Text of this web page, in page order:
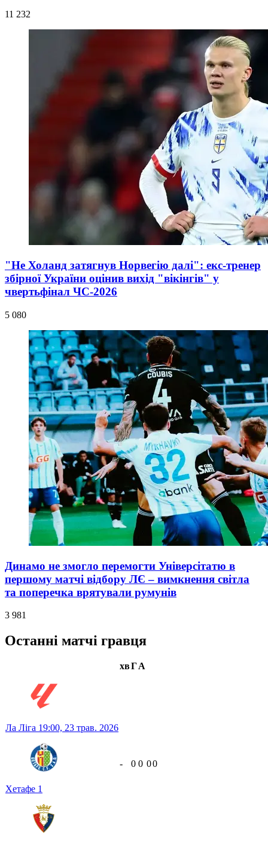
11 232
"Не Холанд затягнув Норвегію далі": екс-тренер
збірної України оцінив вихід "вікінгів" у
чвертьфінал ЧС-2026
5 080
Динамо не змогло перемогти Універсітатю в
першому матчі відбору ЛЄ – вимкнення світла
та поперечка врятували румунів
3 981
Останні матчі гравця
хвГА
Ла Ліга 19:00, 23 трав. 2026
Хетафе 1
- 0 0 00